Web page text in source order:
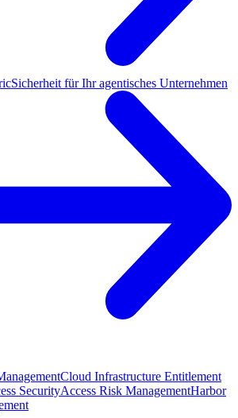
Sicherheit für Ihr agentisches Unternehmen
Cloud Infrastructure Entitlement
SecurityAccess Risk ManagementHarbor